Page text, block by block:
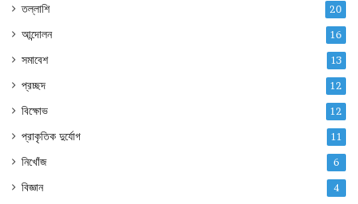
তল্লাশি 20
আন্দোলন 16
সমাবেশ 13
প্রচ্ছদ 12
বিক্ষোভ 12
প্রাকৃতিক দুর্যোগ 11
নিখোঁজ 6
বিজ্ঞান 4